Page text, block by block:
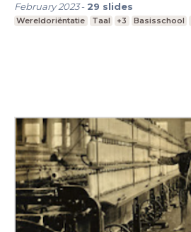
February 2023- 29 slides
Wereldoriëntatie Taal +3 Basisschool